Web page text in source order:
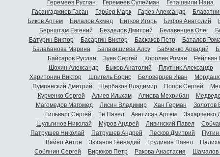
Геремеев Руслан
Геремеев Сулейман
Геташвили Нана
Гасангаджиев Гасан
Гарбер Марк Гарез Александр
Биков Артем
Билалов Ахмед Битков Игорь Бифов Анатолий
Бернштам Евгений
Безделов Дмитрий Белавенцев Олег
Батурин Виктор
Басаргин Виктор Баскаков Петр
Баталов
Балабанова Марина
Балакишиева Алсу Бабченко Аркадий
Байсаров Руслан
Зуев Сергей Королев Роман
Шохин Александр
Быков Анатолий Плутник Александр
Харитонин Виктор
Шпигель Борис Белозерцев Иван
Пумпянский Дмитрий
Щербаков Владимир Попов Сергей
Курченко Сергей
Алиев Ильхам Алиева Мехрибан
Магомедов Магомед
Лисин Владимир Хан Герман
Золотов
Гильварг Сергей
Тё Павел Аветисян Артем
Захарченко
Шульгинов Николай
Муров Андрей Ливинский Павел
Патрушев Николай
Патрушев Андрей Песков Дмитрий
Вайно Антон
Зюганов Геннадий Грудинин Павел
Собянин Сергей
Бирюков Петр Ракова Анастасия
Шамалов